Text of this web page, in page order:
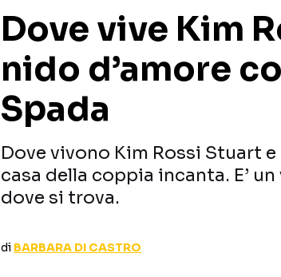
Dove vive Kim
nido d’amore
Spada
Dove vivono Kim Rossi Stuart
casa della coppia incanta. E’
dove si trova.
di BARBARA DI CASTRO